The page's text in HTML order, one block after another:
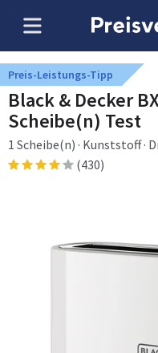
Preis-Leistungs-Tipp
Black & Decker
Scheibe(n) Test
1 Scheibe(n) · Kunststoff ·
(430)